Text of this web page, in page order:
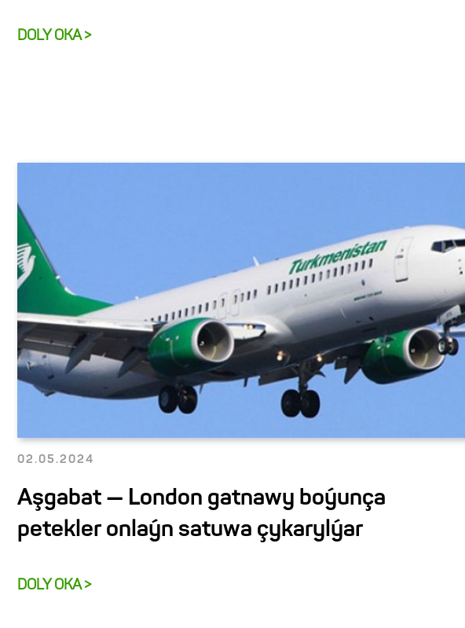
DOLY OKA >
02.05.2024
Aşgabat — London gatnawy boýunça
petekler onlaýn satuwa çykarylýar
DOLY OKA >